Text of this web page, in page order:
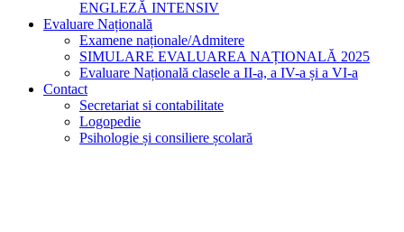
ENGLEZĂ INTENSIV
Evaluare Națională
Examene naționale/Admitere
SIMULARE EVALUAREA NAȚIONALĂ 2025
Evaluare Națională clasele a II-a, a IV-a și a VI-a
Contact
Secretariat si contabilitate
Logopedie
Psihologie și consiliere școlară